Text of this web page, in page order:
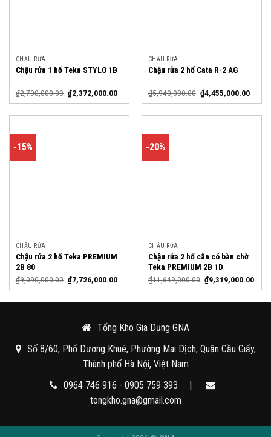
CHẬU RỬA
Chậu rửa 1 hố Teka STYLO 1B
₫2,790,000.00 ₫2,372,000.00
CHẬU RỬA
Chậu rửa 2 hố Cata R-2 AG
₫5,940,000.00 ₫4,455,000.00
-15%
CHẬU RỬA
Chậu rửa 2 hố Teka PREMIUM
2B 80
₫9,090,000.00 ₫7,726,000.00
-20%
CHẬU RỬA
Chậu rửa 2 hố cân có bàn chờ
Teka PREMIUM 2B 1D
₫11,649,000.00 ₫9,319,000.00
Tổng Kho Gia Dụng GNA
Số 8/60, Phố Dương Khuê, Phường Mai Dịch, Quận Cầu Giấy,
Thành phố Hà Nội, Việt Nam
0964 746 916 - 0905 759 393
|
tongkho.gna@gmail.com